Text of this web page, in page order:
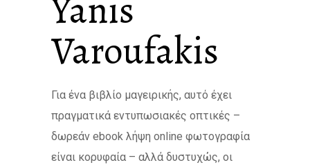
Varoufakis
Για ένα βιβλίο μαγειρικής, αυτό έχει
πραγματικά εντυπωσιακές οπτικές –
δωρεάν ebook λήψη online φωτογραφία
είναι κορυφαία – αλλά δυστυχώς, οι